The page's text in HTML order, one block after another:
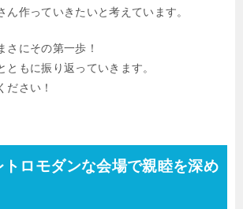
ん作っていきたいと考えています。
さにその第一歩！
ともに振り返っていきます。
ださい！
トロモダンな会場で親睦を深め